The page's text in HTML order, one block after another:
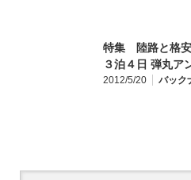
特集 陸路と格安
３泊４日 弾丸ア
2012/5/20 バック